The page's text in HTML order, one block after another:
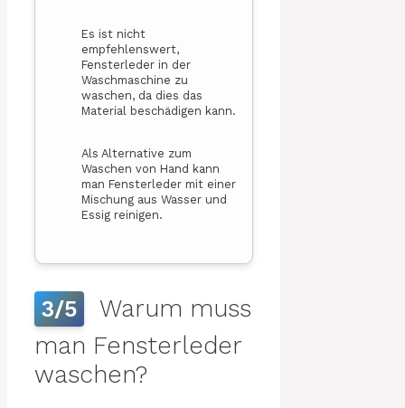
Es ist nicht
empfehlenswert,
Fensterleder in der
Waschmaschine zu
waschen, da dies das
Material beschädigen kann.
Als Alternative zum
Waschen von Hand kann
man Fensterleder mit einer
Mischung aus Wasser und
Essig reinigen.
3/5
Warum muss
man Fensterleder
waschen?